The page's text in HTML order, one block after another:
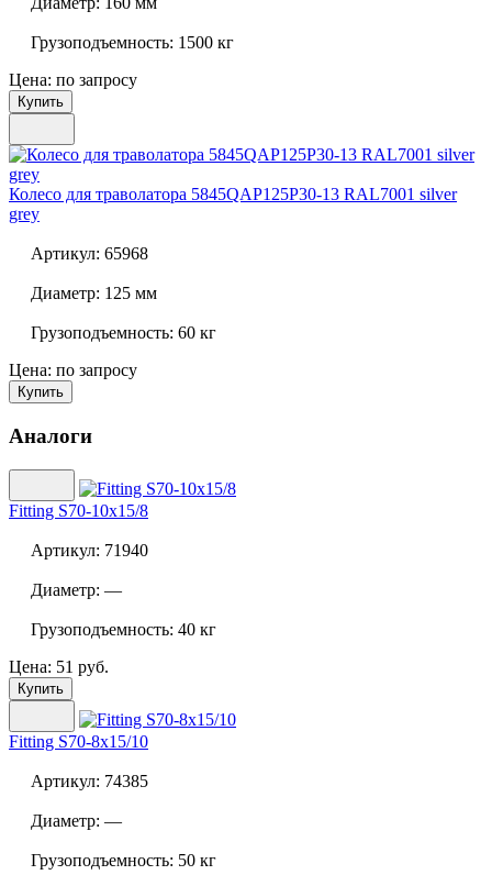
Грузоподъемность: 1500 кг
Цена: по запросу
Купить
Колесо для траволатора 5845QAP125P30-13 RAL7001 silver
grey
Артикул: 65968
Диаметр: 125 мм
Грузоподъемность: 60 кг
Цена: по запросу
Купить
Аналоги
Fitting S70-10x15/8
Артикул: 71940
Диаметр: —
Грузоподъемность: 40 кг
Цена: 51 руб.
Купить
Fitting S70-8x15/10
Артикул: 74385
Диаметр: —
Грузоподъемность: 50 кг